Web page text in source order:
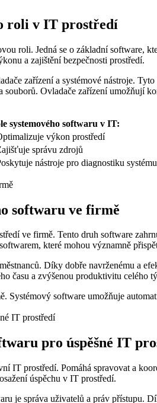
roli v IT prostředí
roli. Jedná se o základní software,
a zajištění bezpečnosti prostředí.
zařízení a systémové nástroje.
souborů. Ovladače zařízení umožňují
systemového softwaru v IT:
výkon prostředí
správu zdrojů
nástroje pro diagnostiku systému
softwaru ve firmě
ve firmě. Tento druh software
které mohou významně
Díky dobře navrženému a
času a zvýšenou produktivitu celého
Systémový software umožňuje
pro úspěšné IT
IT prostředí. Pomáhá spravovat a
úspěchu v IT prostředí.
je správa uživatelů a práv přístupu.